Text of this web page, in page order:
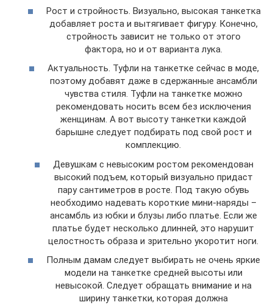
Рост и стройность. Визуально, высокая танкетка
добавляет роста и вытягивает фигуру. Конечно,
стройность зависит не только от этого
фактора, но и от варианта лука.
Актуальность. Туфли на танкетке сейчас в моде,
поэтому добавят даже в сдержанные ансамбли
чувства стиля. Туфли на танкетке можно
рекомендовать носить всем без исключения
женщинам. А вот высоту танкетки каждой
барышне следует подбирать под свой рост и
комплекцию.
Девушкам с невысоким ростом рекомендован
высокий подъем, который визуально придаст
пару сантиметров в росте. Под такую обувь
необходимо надевать короткие мини-наряды –
ансамбль из юбки и блузы либо платье. Если же
платье будет несколько длинней, это нарушит
целостность образа и зрительно укоротит ноги.
Полным дамам следует выбирать не очень яркие
модели на танкетке средней высоты или
невысокой. Следует обращать внимание и на
ширину танкетки, которая должна